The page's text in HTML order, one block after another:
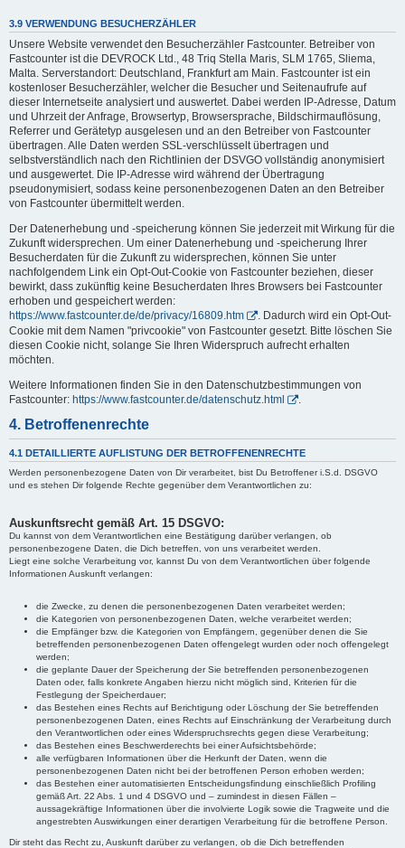
3.9 VERWENDUNG BESUCHERZÄHLER
Unsere Website verwendet den Besucherzähler Fastcounter. Betreiber von
Fastcounter ist die DEVROCK Ltd., 48 Triq Stella Maris, SLM 1765, Sliema,
Malta. Serverstandort: Deutschland, Frankfurt am Main. Fastcounter ist ein
kostenloser Besucherzähler, welcher die Besucher und Seitenaufrufe auf
dieser Internetseite analysiert und auswertet. Dabei werden IP-Adresse, Datum
und Uhrzeit der Anfrage, Browsertyp, Browsersprache, Bildschirmauflösung,
Referrer und Gerätetyp ausgelesen und an den Betreiber von Fastcounter
übertragen. Alle Daten werden SSL-verschlüsselt übertragen und
selbstverständlich nach den Richtlinien der DSVGO vollständig anonymisiert
und ausgewertet. Die IP-Adresse wird während der Übertragung
pseudonymisiert, sodass keine personenbezogenen Daten an den Betreiber
von Fastcounter übermittelt werden.
Der Datenerhebung und -speicherung können Sie jederzeit mit Wirkung für die
Zukunft widersprechen. Um einer Datenerhebung und -speicherung Ihrer
Besucherdaten für die Zukunft zu widersprechen, können Sie unter
nachfolgendem Link ein Opt-Out-Cookie von Fastcounter beziehen, dieser
bewirkt, dass zukünftig keine Besucherdaten Ihres Browsers bei Fastcounter
erhoben und gespeichert werden:
https://www.fastcounter.de/de/privacy/16809.htm
. Dadurch wird ein Opt-Out-
Cookie mit dem Namen "privcookie" von Fastcounter gesetzt. Bitte löschen Sie
diesen Cookie nicht, solange Sie Ihren Widerspruch aufrecht erhalten
möchten.
Weitere Informationen finden Sie in den Datenschutzbestimmungen von
Fastcounter: https://www.fastcounter.de/datenschutz.html
4. Betroffenenrechte
4.1 DETAILLIERTE AUFLISTUNG DER BETROFFENENRECHTE
Werden personenbezogene Daten von Dir verarbeitet, bist Du Betroffener i.S.d. DSGVO
und es stehen Dir folgende Rechte gegenüber dem Verantwortlichen zu:
Auskunftsrecht gemäß Art. 15 DSGVO:
Du kannst von dem Verantwortlichen eine Bestätigung darüber verlangen, ob
personenbezogene Daten, die Dich betreffen, von uns verarbeitet werden.
Liegt eine solche Verarbeitung vor, kannst Du von dem Verantwortlichen über folgende
Informationen Auskunft verlangen:
die Zwecke, zu denen die personenbezogenen Daten verarbeitet werden;
die Kategorien von personenbezogenen Daten, welche verarbeitet werden;
die Empfänger bzw. die Kategorien von Empfängern, gegenüber denen die Sie
betreffenden personenbezogenen Daten offengelegt wurden oder noch offengelegt
werden;
die geplante Dauer der Speicherung der Sie betreffenden personenbezogenen
Daten oder, falls konkrete Angaben hierzu nicht möglich sind, Kriterien für die
Festlegung der Speicherdauer;
das Bestehen eines Rechts auf Berichtigung oder Löschung der Sie betreffenden
personenbezogenen Daten, eines Rechts auf Einschränkung der Verarbeitung durch
den Verantwortlichen oder eines Widerspruchsrechts gegen diese Verarbeitung;
das Bestehen eines Beschwerderechts bei einer Aufsichtsbehörde;
alle verfügbaren Informationen über die Herkunft der Daten, wenn die
personenbezogenen Daten nicht bei der betroffenen Person erhoben werden;
das Bestehen einer automatisierten Entscheidungsfindung einschließlich Profiling
gemäß Art. 22 Abs. 1 und 4 DSGVO und – zumindest in diesen Fällen –
aussagekräftige Informationen über die involvierte Logik sowie die Tragweite und die
angestrebten Auswirkungen einer derartigen Verarbeitung für die betroffene Person.
Dir steht das Recht zu, Auskunft darüber zu verlangen, ob die Dich betreffenden